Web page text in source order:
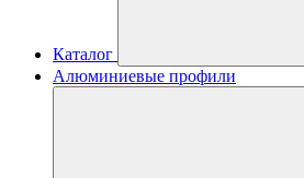
Каталог
Алюминиевые профили